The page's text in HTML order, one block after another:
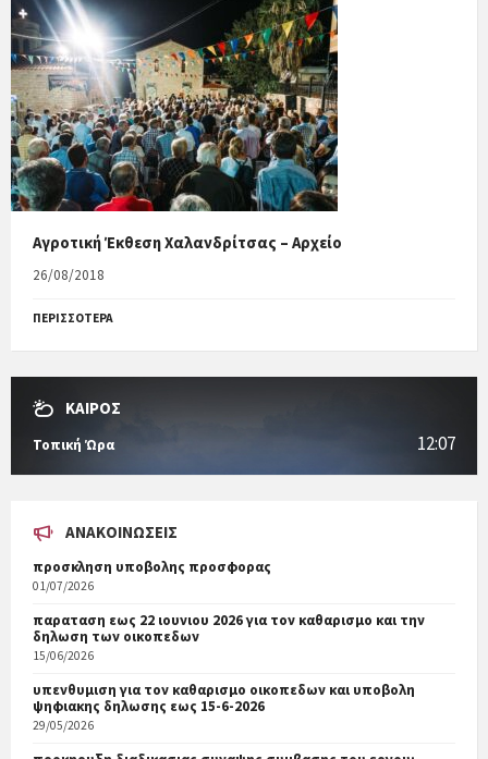
Αγροτική Έκθεση Χαλανδρίτσας – Αρχείο
26/08/2018
ΠΕΡΙΣΣΟΤΕΡΑ
ΚΑΙΡΟΣ
Τοπική Ώρα 12:07
ΑΝΑΚΟΙΝΏΣΕΙΣ
προσκληση υποβολης προσφορας
01/07/2026
παραταση εως 22 ιουνιου 2026 για τον καθαρισμο και την
δηλωση των οικοπεδων
15/06/2026
υπενθυμιση για τον καθαρισμο οικοπεδων και υποβολη
ψηφιακης δηλωσης εως 15-6-2026
29/05/2026